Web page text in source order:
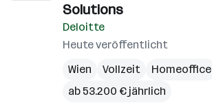
Solutions
Deloitte
Heute veröffentlicht
Wien
Vollzeit
Homeoffice
ab 53.200 € jährlich